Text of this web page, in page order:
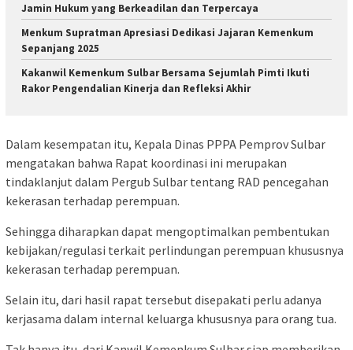
Jamin Hukum yang Berkeadilan dan Terpercaya
Menkum Supratman Apresiasi Dedikasi Jajaran Kemenkum
Sepanjang 2025
Kakanwil Kemenkum Sulbar Bersama Sejumlah Pimti Ikuti
Rakor Pengendalian Kinerja dan Refleksi Akhir
Dalam kesempatan itu, Kepala Dinas PPPA Pemprov Sulbar
mengatakan bahwa Rapat koordinasi ini merupakan
tindaklanjut dalam Pergub Sulbar tentang RAD pencegahan
kekerasan terhadap perempuan.
Sehingga diharapkan dapat mengoptimalkan pembentukan
kebijakan/regulasi terkait perlindungan perempuan khususnya
kekerasan terhadap perempuan.
Selain itu, dari hasil rapat tersebut disepakati perlu adanya
kerjasama dalam internal keluarga khususnya para orang tua.